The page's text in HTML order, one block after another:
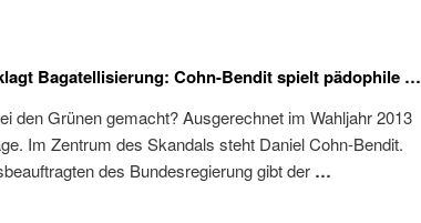
Bagatellisierung: Cohn-Bendit spielt pädophile …
den Grünen gemacht? Ausgerechnet im Wahljahr 2013
Im Zentrum des Skandals steht Daniel Cohn-Bendit.
des Bundesregierung gibt der …